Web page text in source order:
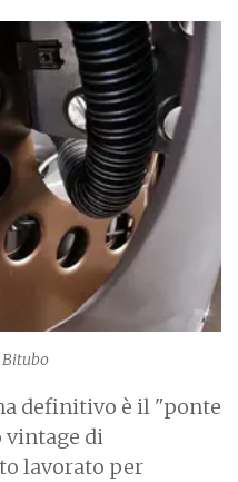
definitivo è il "ponte
vintage di
lavorato per